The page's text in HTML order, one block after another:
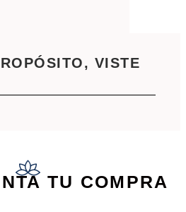
VISTE
TU COMPRA